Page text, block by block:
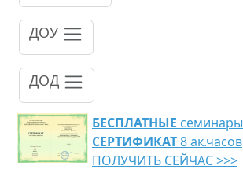
ДОУ
ДОД
БЕСПЛАТНЫЕ семинары
СЕРТИФИКАТ8 ак.часов
ПОЛУЧИТЬ СЕЙЧАС >>>